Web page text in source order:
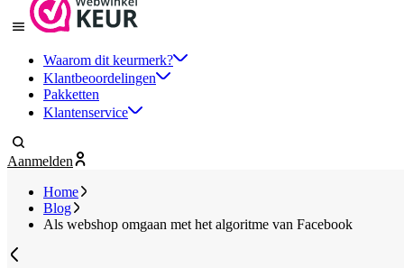
Waarom dit keurmerk?
Klantbeoordelingen
Pakketten
Klantenservice
Aanmelden
Home
Blog
Als webshop omgaan met het algoritme van Facebook